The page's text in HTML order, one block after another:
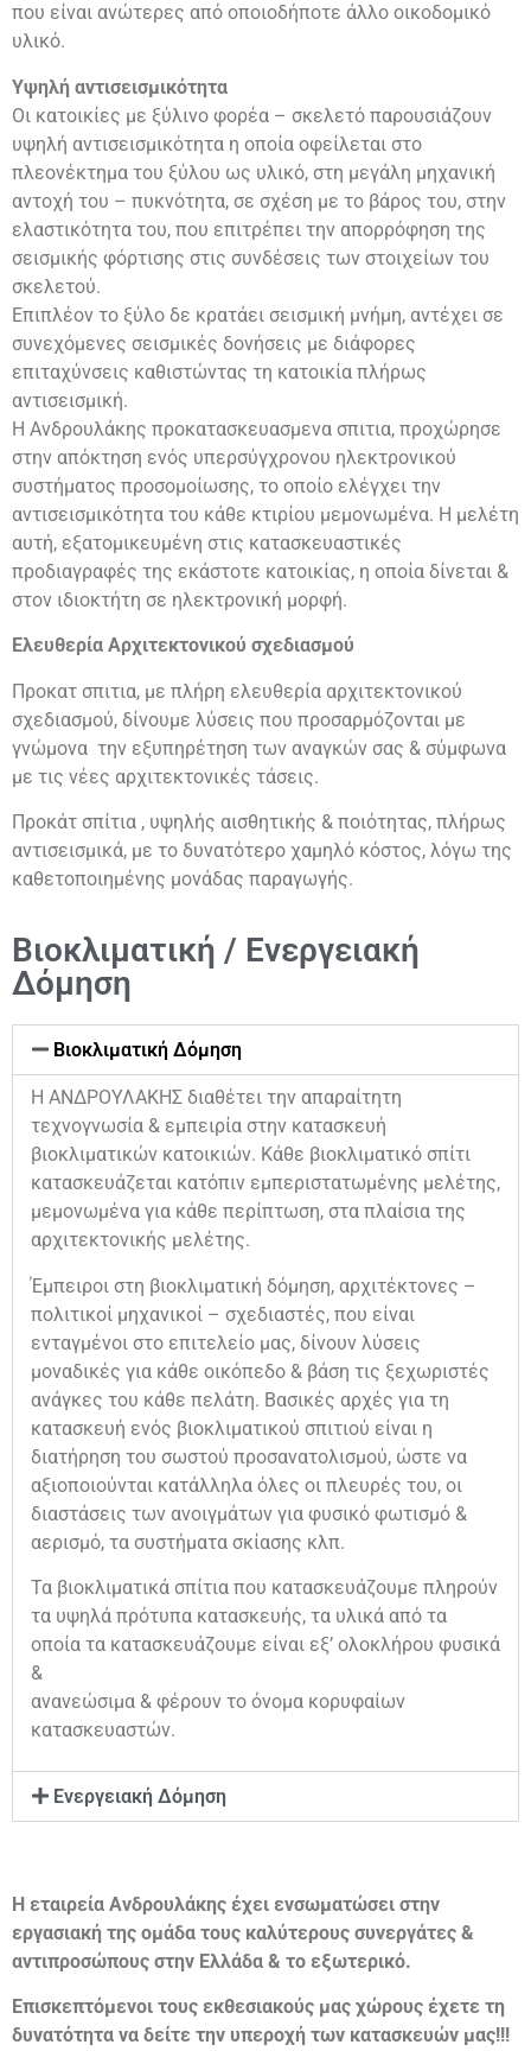
που είναι ανώτερες από οποιοδήποτε άλλο οικοδομικό
υλικό.
Υψηλή αντισεισμικότητα
Οι κατοικίες με ξύλινο φορέα – σκελετό παρουσιάζουν
υψηλή αντισεισμικότητα η οποία οφείλεται στο
πλεονέκτημα του ξύλου ως υλικό, στη μεγάλη μηχανική
αντοχή του – πυκνότητα, σε σχέση με το βάρος του, στην
ελαστικότητα του, που επιτρέπει την απορρόφηση της
σεισμικής φόρτισης στις συνδέσεις των στοιχείων του
σκελετού.
Επιπλέον το ξύλο δε κρατάει σεισμική μνήμη, αντέχει σε
συνεχόμενες σεισμικές δονήσεις με διάφορες
επιταχύνσεις καθιστώντας τη κατοικία πλήρως
αντισεισμική.
Η Ανδρουλάκης προκατασκευασμενα σπιτια, προχώρησε
στην απόκτηση ενός υπερσύγχρονου ηλεκτρονικού
συστήματος προσομοίωσης, το οποίο ελέγχει την
αντισεισμικότητα του κάθε κτιρίου μεμονωμένα. Η μελέτη
αυτή, εξατομικευμένη στις κατασκευαστικές
προδιαγραφές της εκάστοτε κατοικίας, η οποία δίνεται &
στον ιδιοκτήτη σε ηλεκτρονική μορφή.
Ελευθερία Αρχιτεκτονικού σχεδιασμού
Προκατ σπιτια, με πλήρη ελευθερία αρχιτεκτονικού
σχεδιασμού, δίνουμε λύσεις που προσαρμόζονται με
γνώμονα την εξυπηρέτηση των αναγκών σας & σύμφωνα
με τις νέες αρχιτεκτονικές τάσεις.
Προκάτ σπίτια , υψηλής αισθητικής & ποιότητας, πλήρως
αντισεισμικά, με το δυνατότερο χαμηλό κόστος, λόγω της
καθετοποιημένης μονάδας παραγωγής.
Βιοκλιματική / Ενεργειακή
Δόμηση
Βιοκλιματική Δόμηση
Η ΑΝΔΡΟΥΛΑΚΗΣ διαθέτει την απαραίτητη
τεχνογνωσία & εμπειρία στην κατασκευή
βιοκλιματικών κατοικιών. Κάθε βιοκλιματικό σπίτι
κατασκευάζεται κατόπιν εμπεριστατωμένης μελέτης,
μεμονωμένα για κάθε περίπτωση, στα πλαίσια της
αρχιτεκτονικής μελέτης.
Έμπειροι στη βιοκλιματική δόμηση, αρχιτέκτονες –
πολιτικοί μηχανικοί – σχεδιαστές, που είναι
ενταγμένοι στο επιτελείο μας, δίνουν λύσεις
μοναδικές για κάθε οικόπεδο & βάση τις ξεχωριστές
ανάγκες του κάθε πελάτη. Βασικές αρχές για τη
κατασκευή ενός βιοκλιματικού σπιτιού είναι η
διατήρηση του σωστού προσανατολισμού, ώστε να
αξιοποιούνται κατάλληλα όλες οι πλευρές του, οι
διαστάσεις των ανοιγμάτων για φυσικό φωτισμό &
αερισμό, τα συστήματα σκίασης κλπ.
Τα βιοκλιματικά σπίτια που κατασκευάζουμε πληρούν
τα υψηλά πρότυπα κατασκευής, τα υλικά από τα
οποία τα κατασκευάζουμε είναι εξ’ ολοκλήρου φυσικά
&
ανανεώσιμα & φέρουν το όνομα κορυφαίων
κατασκευαστών.
Ενεργειακή Δόμηση
Η εταιρεία Ανδρουλάκης έχει ενσωματώσει στην
εργασιακή της ομάδα τους καλύτερους συνεργάτες &
αντιπροσώπους στην Ελλάδα & το εξωτερικό.
Επισκεπτόμενοι τους εκθεσιακούς μας χώρους έχετε τη
δυνατότητα να δείτε την υπεροχή των κατασκευών μας!!!